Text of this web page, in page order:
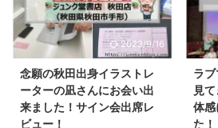
2023/9/16
念願の秋田出身イラストレ
ーターの凪さんにお会い出
来ました！サイン会出席レ
ビュー！
ラ
見
体感
た！